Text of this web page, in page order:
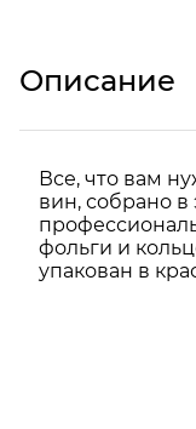
Описание
Все, что вам
вин, собрано в
фольги и
упакован в